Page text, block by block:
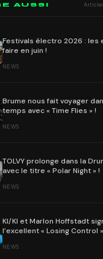
AUSSI
Festivals électro 2026 : les
faire en juin !
NEWS
Brume nous fait voyager
temps avec « Time Flies » !
NEWS
TOLVY prolonge dans la
avec le titre « Polar Night » !
NEWS
KI/KI et Marlon Hoffstadt
l’excellent « Losing Control »
NEWS